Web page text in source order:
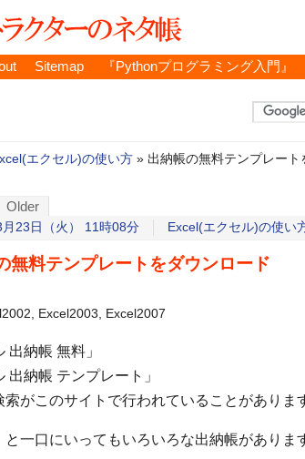
Sitemap 『Pythonプログラミング入門』
エクセル)の使い方 » 出納帳の無料テンプレート
Older
23日（火） 11時08分 Excel(エクセル)の使い
無料テンプレートをダウンロード
Excel2003, Excel2007
出納帳 無料」
出納帳 テンプレート」
索がこのサイトで行われていることがありま
と一口にいってもいろいろな出納帳がありま